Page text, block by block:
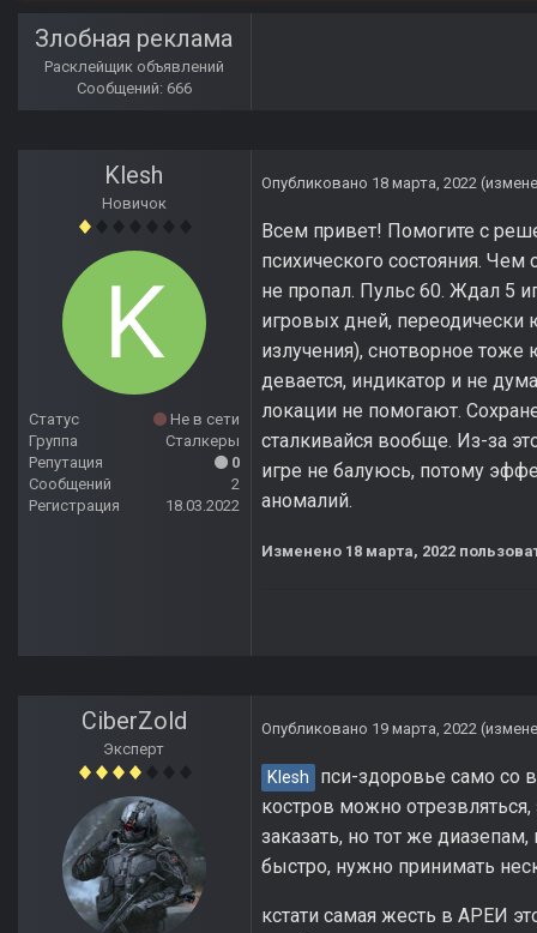
Злобная реклама
Расклейщик объявлений
Сообщений: 666
Klesh
Новичок
Статус
Не в сети
Группа
Сталкеры
Репутация
0
Сообщений
2
Регистрация
18.03.2022
Опубликовано 18 марта, 2022
Всем привет! Помогите с
психического состояния.
не пропал. Пульс 60. Ждал 5
игровых дней, переодически
излучения), снотворное
девается, индикатор и не
локации не помогают.
сталкивайся вообще. Из-за
игре не балуюсь, потому
аномалий.
Изменено 18 марта, 2022
CiberZold
Эксперт
Опубликовано 19 марта, 2022
Klesh
пси-здоровье само со
костров можно
заказать, но тот же
быстро, нужно принимать
кстати самая жесть в АРЕИ